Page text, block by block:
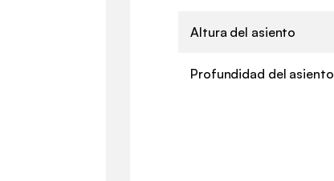
Altura del asiento
Profundidad del asiento